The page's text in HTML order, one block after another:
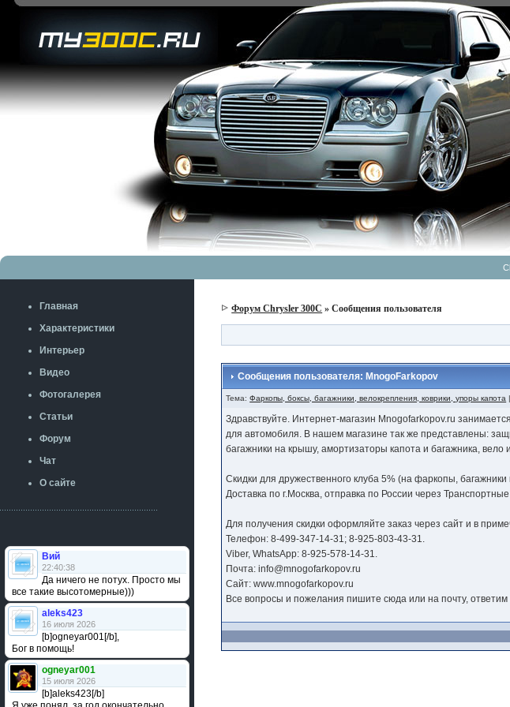
Главная
Характеристики
Интерьер
Видео
Фотогалерея
Статьи
Форум
Чат
О сайте
Вий
22:40:38
Да ничего не потух. Просто мы
все такие высотомерные)))
aleks423
16 июля 2026
[b]ogneyar001[/b],
Бог в помощь!
ogneyar001
15 июля 2026
[b]aleks423[/b]
Форум Chrysler 300C » Сообщения пользователя
Сообщения пользователя: MnogoFarkopov
Тема:Фаркопы, боксы, багажники, велокрепления, коврики, упоры капота |
Здравствуйте. Интернет-магазин Mnogofarkopov.ru
для автомобиля. В нашем магазине так же представлены:
багажники на крышу, амортизаторы капота и багажника,
Скидки для дружественного клуба 5% (на фаркопы,
Доставка по г.Москва, отправка по России через
Для получения скидки оформляйте заказ через сайт и в
Телефон: 8-499-347-14-31; 8-925-803-43-31.
Viber, WhatsApp: 8-925-578-14-31.
Почта: info@mnogofarkopov.ru
Сайт: www.mnogofarkopov.ru
Все вопросы и пожелания пишите сюда или на почту,